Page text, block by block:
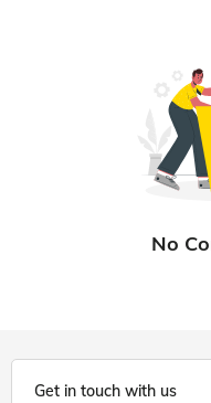
Get in touch with us